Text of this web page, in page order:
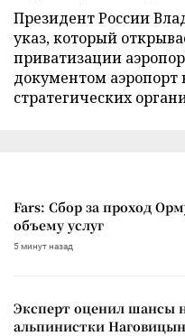
Президент России
указ, который
приватизации
документом аэропорт
стратегических
Fars: Сбор за проход
объему услуг
5 минут назад
Эксперт оценил шансы
альпинистки